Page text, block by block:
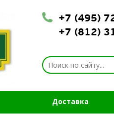
+7 (495)
+7 (812)
Доставка